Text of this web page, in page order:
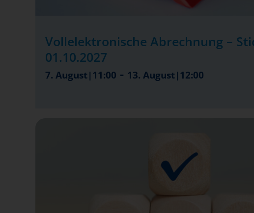
Vollelektronische Abrechnung –
01.10.2027
7. August|11:00 - 13. August|12:00